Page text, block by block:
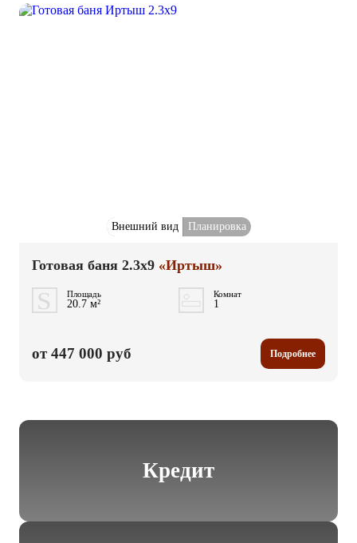
Внешний вид Планировка
Готовая баня 2.3x9 «Иртыш»
Площадь
20.7 м²
Комнат
1
от 447 000 руб Подробнее
Кредит